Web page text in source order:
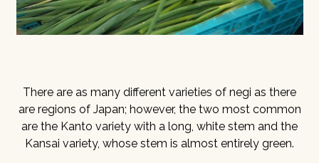
There are as many different varieties of negi as there
are regions of Japan; however, the two most common
are the Kanto variety with a long, white stem and the
Kansai variety, whose stem is almost entirely green.